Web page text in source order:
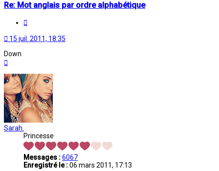
Re: Mot anglais par ordre alphabétique
15 juil. 2011, 18:35
Down
Sarah.
Princesse
Messages :6067
Enregistré le :06 mars 2011, 17:13